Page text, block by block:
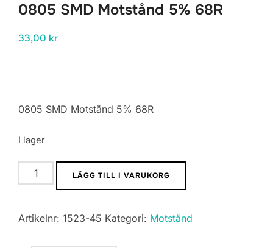
0805 SMD Motstånd 5% 68R
33,00 kr
0805 SMD Motstånd 5% 68R
I lager
0805
SMD
5%
LÄGG TILL I VARUKORG
Artikelnr: 1523-45 Kategori: Motstånd